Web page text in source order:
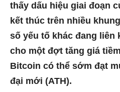
thấy dấu hiệu giai đoạn
kết thúc trên nhiều
số yếu tố khác đang
cho một đợt tăng giá
Bitcoin có thể sớm đạt
đại mới (ATH).